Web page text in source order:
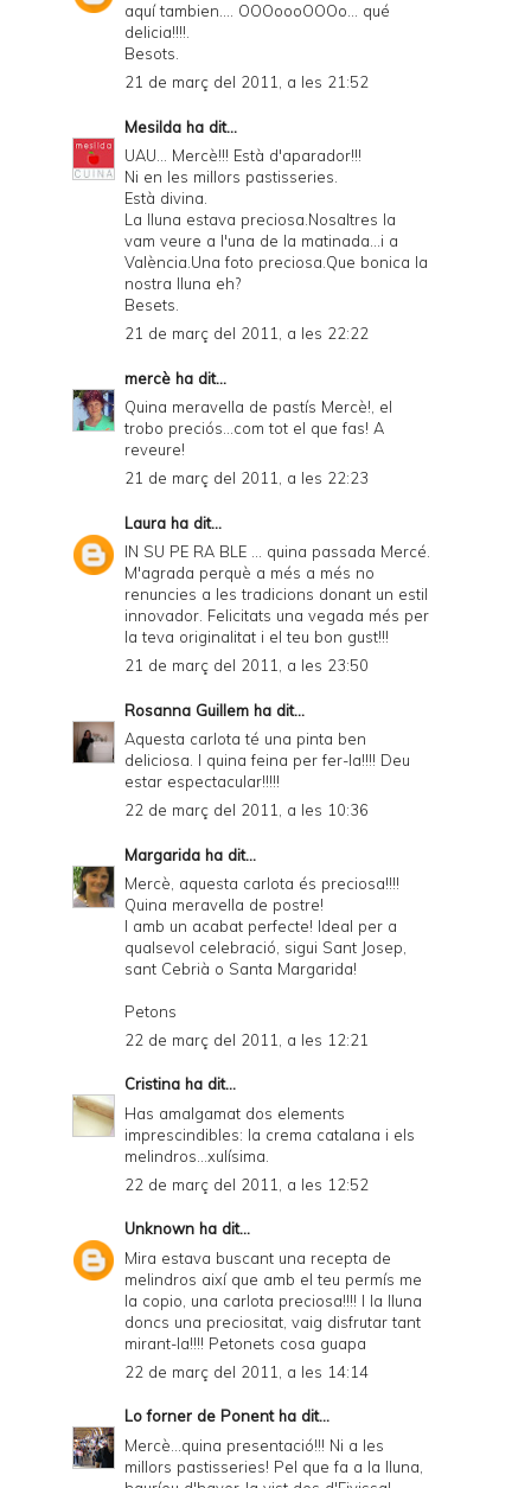
aquí tambien.... OOOoooOOOo... qué
delicia!!!!.
Besots.
21 de març del 2011, a les 21:52
Mesilda ha dit...
UAU... Mercè!!! Està d'aparador!!!
Ni en les millors pastisseries.
Està divina.
La lluna estava preciosa.Nosaltres la
vam veure a l'una de la matinada...i a
València.Una foto preciosa.Que bonica la
nostra lluna eh?
Besets.
21 de març del 2011, a les 22:22
mercè ha dit...
Quina meravella de pastís Mercè!, el
trobo preciós...com tot el que fas! A
reveure!
21 de març del 2011, a les 22:23
Laura ha dit...
IN SU PE RA BLE ... quina passada Mercé.
M'agrada perquè a més a més no
renuncies a les tradicions donant un estil
innovador. Felicitats una vegada més per
la teva originalitat i el teu bon gust!!!
21 de març del 2011, a les 23:50
Rosanna Guillem ha dit...
Aquesta carlota té una pinta ben
deliciosa. I quina feina per fer-la!!!! Deu
estar espectacular!!!!!
22 de març del 2011, a les 10:36
Margarida ha dit...
Mercè, aquesta carlota és preciosa!!!!
Quina meravella de postre!
I amb un acabat perfecte! Ideal per a
qualsevol celebració, sigui Sant Josep,
sant Cebrià o Santa Margarida!
Petons
22 de març del 2011, a les 12:21
Cristina ha dit...
Has amalgamat dos elements
imprescindibles: la crema catalana i els
melindros...xulísima.
22 de març del 2011, a les 12:52
Unknown ha dit...
Mira estava buscant una recepta de
melindros així que amb el teu permís me
la copio, una carlota preciosa!!!! I la lluna
doncs una preciositat, vaig disfrutar tant
mirant-la!!!! Petonets cosa guapa
22 de març del 2011, a les 14:14
Lo forner de Ponentha dit...
Mercè...quina presentació!!! Ni a les
millors pastisseries! Pel que fa a la lluna,